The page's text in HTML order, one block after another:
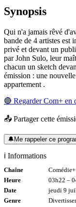
Synopsis
Qui n'a jamais rêvé
bande de 4 artistes est
privé et devant un
par John Sulo, leur
chacun un sketch
émission : une
appartement .
🔴 RegarderCom+ en
📤 Partager cette
🔔Me rappeler ce
ℹ️ Informations
Chaîne
Comédie+
Heure
03h22 –
Date
jeudi 9
Genre